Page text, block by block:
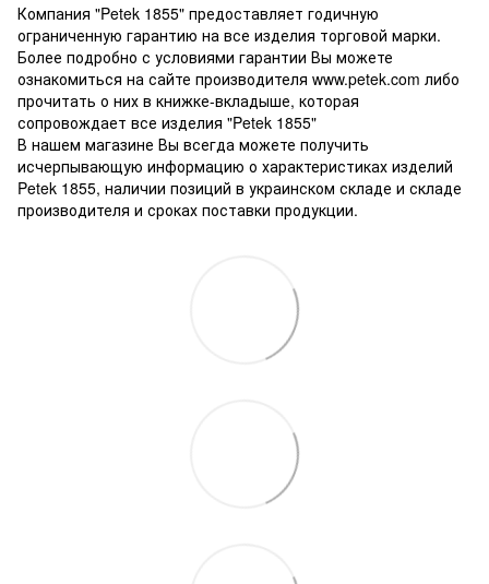
Компания "Petek 1855" предоставляет годичную
ограниченную гарантию на все изделия торговой марки.
Более подробно с условиями гарантии Вы можете
ознакомиться на сайте производителя www.petek.com либо
прочитать о них в книжке-вкладыше, которая
сопровождает все изделия "Petek 1855"
В нашем магазине Вы всегда можете получить
исчерпывающую информацию о характеристиках изделий
Petek 1855, наличии позиций в украинском складе и складе
производителя и сроках поставки продукции.